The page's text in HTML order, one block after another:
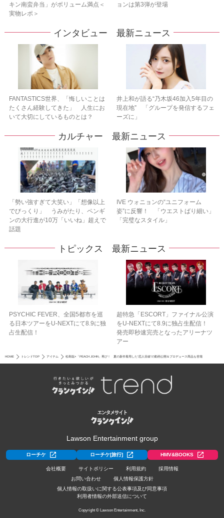
キン南蛮弁当」がボリューム満点＜
実物レポ＞
ョンは第3弾が登場
インタビュー 最新ニュース
FANTASTICS世界、「悔しいことは
たくさん経験してきた」 人生にお
いて大切にしているものとは？
井上和が語る“乃木坂46加入5年目の
現在地” 「グループを発信するフェ
ーズに」
カルチャー 最新ニュース
「勢い強すぎて大笑い」「想像以上
でびっくり」 うみがたり、ペンギ
ンの大行進が10万「いいね」超えで
話題
IVE ウォニョンの“ユニフォーム
姿”に反響！ 「ウエストばり細い」
「完璧なスタイル」
トピックス 最新ニュース
PSYCHIC FEVER、全国5都市を巡
る日本ツアーをU‐NEXTにて8.9に独
占生配信！
超特急「ESCORT」ファイナル公演
をU-NEXTにて8.9に独占生配信！
発売即秒速完売となったアリーナツ
アー
HOME トレンドTOP アイテム 松島聡×「PEACH JOHN」再び！ 夏の新作着用した“恋人目線”の動画公開＆プロデュース商品も登場
Lawson Entertainment group
ローチケ ローチケ[旅行] HMV&BOOKS
会社概要 サイトポリシー 利用規約
採用情報
お問い合わせ
個人情報保護方針
個人情報の取扱いに関する公表事項及び同意事項
利用者情報の外部送信について
Copyright © Lawson Entertainment, Inc.